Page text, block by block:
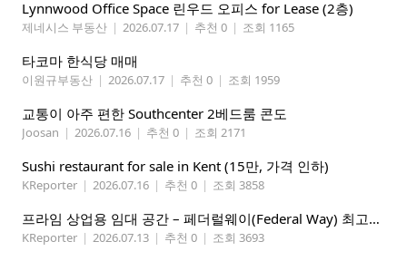
Lynnwood Office Space 린우드 오피스 for Lease (2층)
제네시스 부동산 | 2026.07.17 | 추천 0 | 조회 1165
타코마 한식당 매매
이원규부동산 | 2026.07.17 | 추천 0 | 조회 1959
교통이 아주 편한 Southcenter 2베드룸 콘도
Joosan | 2026.07.16 | 추천 0 | 조회 2171
Sushi restaurant for sale in Kent (15만, 가격 인하)
KReporter | 2026.07.16 | 추천 0 | 조회 3858
프라임 상업용 임대 공간 – 페더럴웨이(Federal Way) 최고의 가시성 입지
KReporter | 2026.07.13 | 추천 0 | 조회 3693